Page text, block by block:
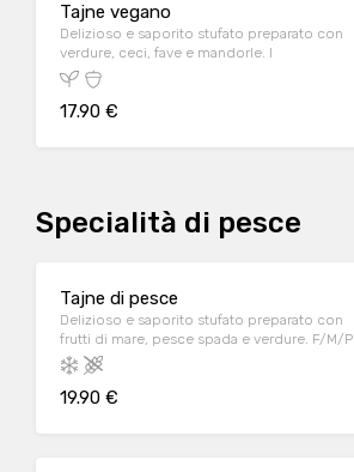
Tajne vegano
Delizioso e saporito stufato preparato con
verdure, ceci, fave e mandorle. I
17.90 €
Specialità di pesce
Tajne di pesce
Delizioso e saporito stufato preparato con
frutti di mare, pesce spada e verdure. F/M/P
19.90 €